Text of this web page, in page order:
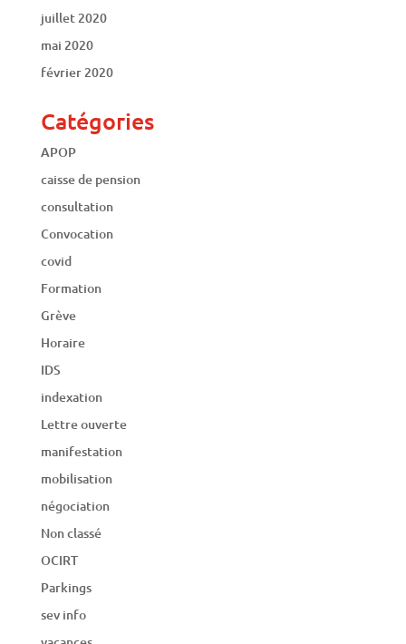
juillet 2020
mai 2020
février 2020
Catégories
APOP
caisse de pension
consultation
Convocation
covid
Formation
Grève
Horaire
IDS
indexation
Lettre ouverte
manifestation
mobilisation
négociation
Non classé
OCIRT
Parkings
sev info